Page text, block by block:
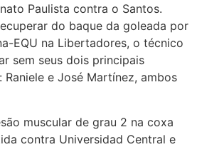
Paulista contra o Santos.
do baque da goleada por
EQU na Libertadores, o técnico
sem seus dois principais
e José Martínez, ambos
muscular de grau 2 na coxa
contra Universidad Central e